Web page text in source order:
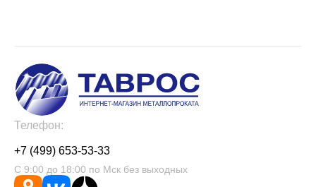
Телефон:
+7 (499) 653-53-33
С 9:00 до 18:00 по Мск без выходных